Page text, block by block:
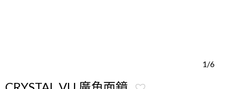
1/6